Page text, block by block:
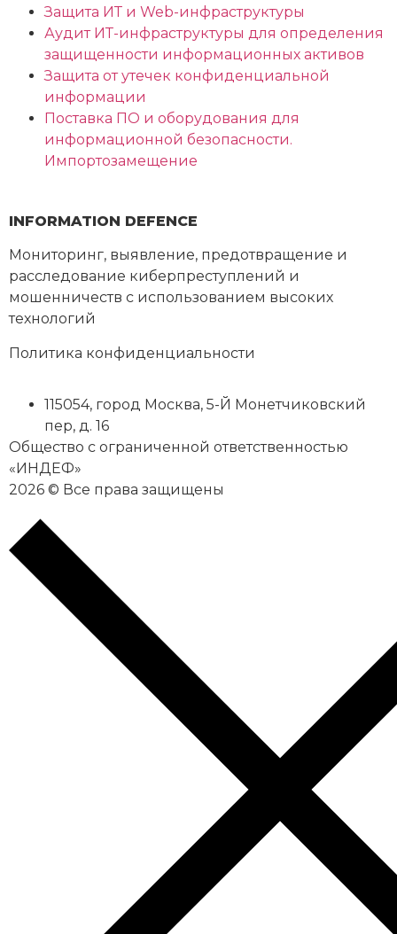
Защита ИТ и Web-инфраструктуры
Аудит ИТ-инфраструктуры для определения
защищенности информационных активов
Защита от утечек конфиденциальной
информации
Поставка ПО и оборудования для
информационной безопасности.
Импортозамещение
INFORMATION DEFENCE
Мониторинг, выявление, предотвращение и
расследование киберпреступлений и
мошенничеств с использованием высоких
технологий
Политика конфиденциальности
115054, город Москва, 5-Й Монетчиковский
пер, д. 16
Общество с ограниченной ответственностью
«ИНДЕФ»
2026 © Все права защищены